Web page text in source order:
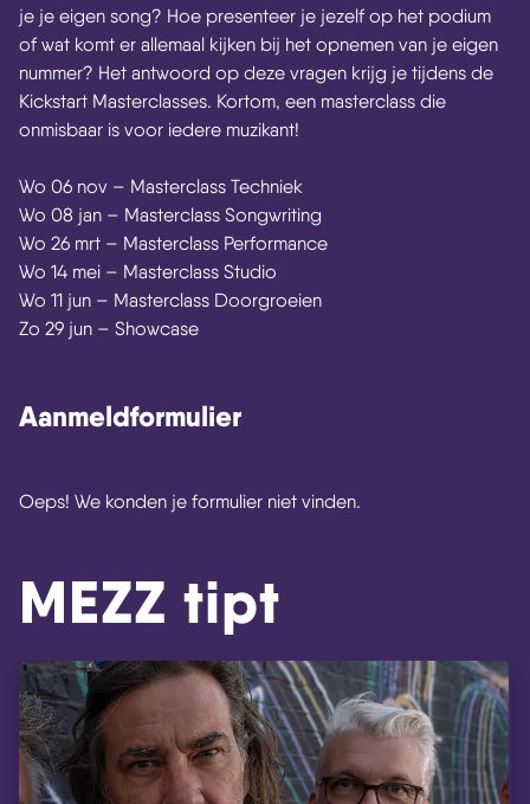
je je eigen song? Hoe presenteer je jezelf op het podium
of wat komt er allemaal kijken bij het opnemen van je eigen
nummer? Het antwoord op deze vragen krijg je tijdens de
Kickstart Masterclasses. Kortom, een masterclass die
onmisbaar is voor iedere muzikant!
Wo 06 nov – Masterclass Techniek
Wo 08 jan – Masterclass Songwriting
Wo 26 mrt – Masterclass Performance
Wo 14 mei – Masterclass Studio
Wo 11 jun – Masterclass Doorgroeien
Zo 29 jun – Showcase
Aanmeldformulier
Oeps! We konden je formulier niet vinden.
MEZZ tipt